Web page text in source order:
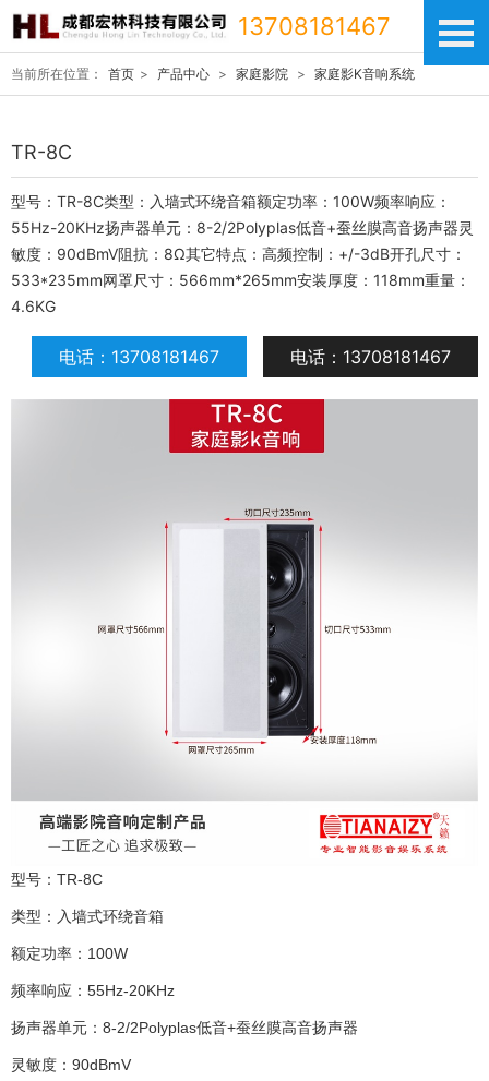
13708181467
当前所在位置： 首页 > 产品中心 > 家庭影院 > 家庭影K音响系统
TR-8C
型号：TR-8C类型：入墙式环绕音箱额定功率：100W频率响应：
55Hz-20KHz扬声器单元：8-2/2Polyplas低音+蚕丝膜高音扬声器灵
敏度：90dBmV阻抗：8Ω其它特点：高频控制：+/-3dB开孔尺寸：
533*235mm网罩尺寸：566mm*265mm安装厚度：118mm重量：
4.6KG
电话：13708181467
电话：13708181467
型号：TR-8C
类型：入墙式环绕音箱
额定功率：100W
频率响应：55Hz-20KHz
扬声器单元：8-2/2Polyplas低音+蚕丝膜高音扬声器
灵敏度：90dBmV